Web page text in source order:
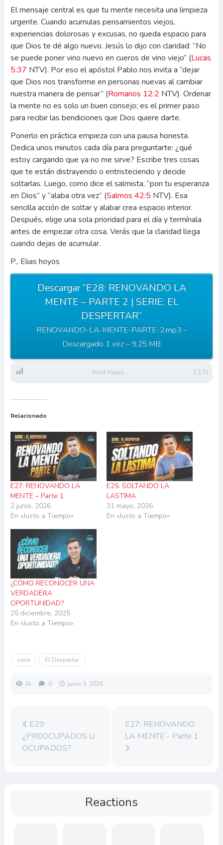
El mensaje central es que tu mente necesita una limpieza
urgente. Cuando acumulas pensamientos viejos,
experiencias dolorosas y excusas, no queda espacio para
que Dios te dé algo nuevo. Jesús lo dijo con claridad: “No
se puede poner vino nuevo en cueros de vino viejo” (Lucas
5:37 NTV). Por eso el apóstol Pablo nos invita a “dejar
que Dios nos transforme en personas nuevas al cambiar
nuestra manera de pensar” (Romanos 12:2 NTV). Ordenar
la mente no es solo un buen consejo; es el primer paso
para recibir las bendiciones que Dios quiere darte.
Ponerlo en práctica empieza con una pausa honesta.
Dedica unos minutos cada día para preguntarte: ¿qué
estoy cargando que ya no me sirve? Escribe tres cosas
que te están distrayendo o entristeciendo y decide
soltarlas. Luego, como dice el salmista, “pon tu esperanza
en Dios” y “alaba otra vez” (Salmos 42:5 NTV). Esa
sencilla acción de soltar y alabar crea espacio interior.
Después, elige una sola prioridad para el día y termínala
antes de empezar otra cosa. Verás que la claridad llega
cuando dejas de acumular.
P,. Elias hoyos
Descargar “E28: RENOVANDO LA
MENTE – PARTE 2 | SERIE: EL
DESPERTAR”
RENOVANDO-LA-MENTE-PARTE-2.mp3 –
Descargado 1 vez – 9,25 MB
Post Views: 2.172
Relacionado
E27: RENOVANDO LA
MENTE – Parte 1
2 junio, 2026
En «Justo a Tiempo»
E25: SOLTANDO LA
LASTIMA
31 mayo, 2026
En «Justo a Tiempo»
¿CÓMO RECONOCER UNA
VERDADERA
OPORTUNIDAD?
25 diciembre, 2025
En «Justo a Tiempo»
serie El Despertar
2k 0 junio 3, 2026
E29:
¿PREOCUPADOS U
OCUPADOS?
E27: RENOVANDO
LA MENTE - Parte 1
Reactions